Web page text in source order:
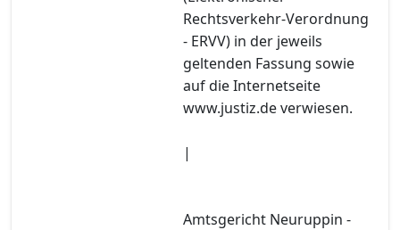
Rechtsverkehr-Verordnung
- ERVV) in der jeweils
geltenden Fassung sowie
auf die Internetseite
www.justiz.de verwiesen.
|
Amtsgericht Neuruppin -